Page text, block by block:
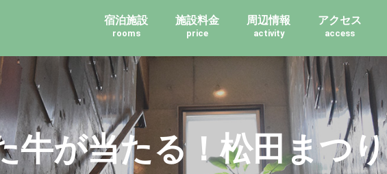
宿泊施設
rooms
施設料金
price
周辺情報
activity
アクセス
access
牛が当たる！松田まつり